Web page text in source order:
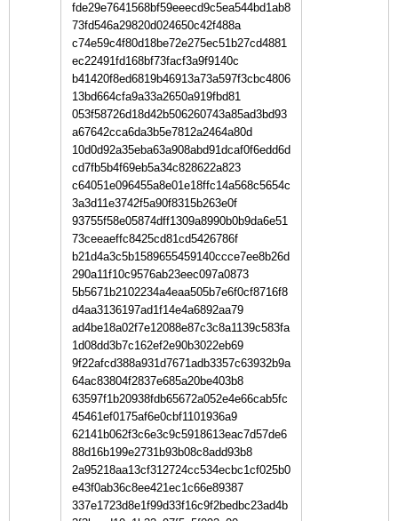
fde29e7641568bf59eeecd9c5ea544bd1ab8
73fd546a29820d024650c42f488a
c74e59c4f80d18be72e275ec51b27cd4881
ec22491fd168bf73facf3a9f9140c
b41420f8ed6819b46913a73a597f3cbc4806
13bd664cfa9a33a2650a919fbd81
053f58726d18d42b506260743a85ad3bd93
a67642cca6da3b5e7812a2464a80d
10d0d92a35eba63a908abd91dcaf0f6edd6d
cd7fb5b4f69eb5a34c828622a823
c64051e096455a8e01e18ffc14a568c5654c
3a3d11e3742f5a90f8315b263e0f
93755f58e05874dff1309a8990b0b9da6e51
73ceeaeffc8425cd81cd5426786f
b21d4a3c5b1589655459140ccce7ee8b26d
290a11f10c9576ab23eec097a0873
5b5671b2102234a4eaa505b7e6f0cf8716f8
d4aa3136197ad1f14e4a6892aa79
ad4be18a02f7e12088e87c3c8a1139c583fa
1d08dd3b7c162ef2e90b3022eb69
9f22afcd388a931d7671adb3357c63932b9a
64ac83804f2837e685a20be403b8
63597f1b20938fdb65672a052e4e66cab5fc
45461ef0175af6e0cbf1101936a9
62141b062f3c6e3c9c5918613eac7d57de6
88d16b199e2731b93b08c8add93b8
2a95218aa13cf312724cc534ecbc1cf025b0
e43f0ab36c8ee421ec1c66e89387
337e1723d8e1f99d33f16c9f2bedbc23ad4b